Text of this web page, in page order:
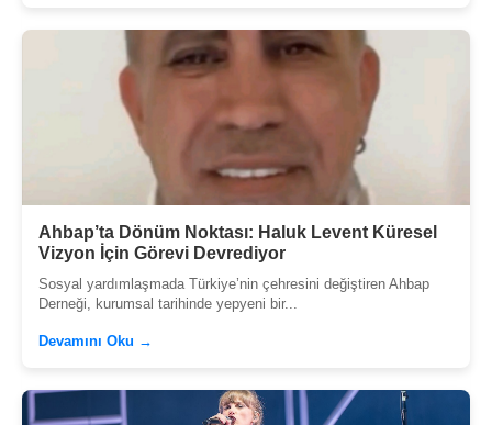
Ahbap’ta Dönüm Noktası: Haluk Levent Küresel
Vizyon İçin Görevi Devrediyor
Sosyal yardımlaşmada Türkiye’nin çehresini değiştiren Ahbap
Derneği, kurumsal tarihinde yepyeni bir...
Devamını Oku →